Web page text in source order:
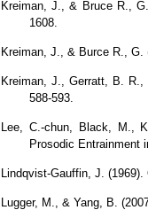
Kreiman, J., & Bruce R.,
1608.
Kreiman, J., & Burce R.,
Kreiman, J., Gerratt, B.
588-593.
Lee, C.-chun, Black, M.,
Prosodic Entrainment
Lindqvist-Gauffin, J.
Lugger, M., & Yang, B.